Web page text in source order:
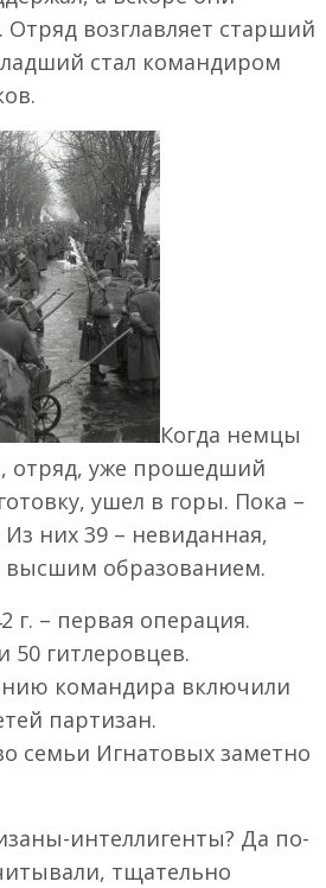
Отряд возглавляет старший
стал командиром
Когда немцы
отряд, уже прошедший
ушел в горы. Пока –
них 39 – невиданная,
высшим образованием.
г. – первая операция.
50 гитлеровцев.
командира включили
партизан.
семьи Игнатовых заметно
интеллигенты? Да по-
тщательно